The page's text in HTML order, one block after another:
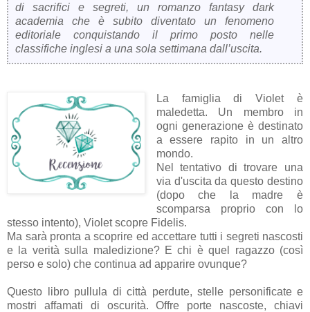
di sacrifici e segreti, un romanzo fantasy dark
academia che è subito diventato un fenomeno
editoriale conquistando il primo posto nelle
classifiche inglesi a una sola settimana dall’uscita.
La famiglia di Violet è
maledetta. Un membro in
ogni generazione è destinato
a essere rapito in un altro
mondo.
Nel tentativo di trovare una
via d'uscita da questo destino
(dopo che la madre è
scomparsa proprio con lo
stesso intento), Violet scopre Fidelis.
Ma sarà pronta a scoprire ed accettare tutti i segreti nascosti
e la verità sulla maledizione? E chi è quel ragazzo (così
perso e solo) che continua ad apparire ovunque?
Questo libro pullula di città perdute, stelle personificate e
mostri affamati di oscurità. Offre porte nascoste, chiavi